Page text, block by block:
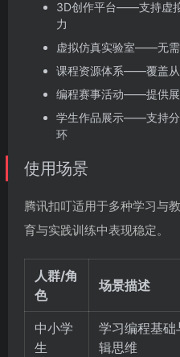
3D创作平台——支持虚
力
虚拟仿真实验室——无需
课程资源体系——覆盖从
编程赛事活动——提供展
学生作品展示——支持分
环
使用场景
腾讯扣叮适用于多种学习与
育与实践训练中表现稳定。
人群/角
色
场景描述
中小学
生
学习编程基础
辑思维